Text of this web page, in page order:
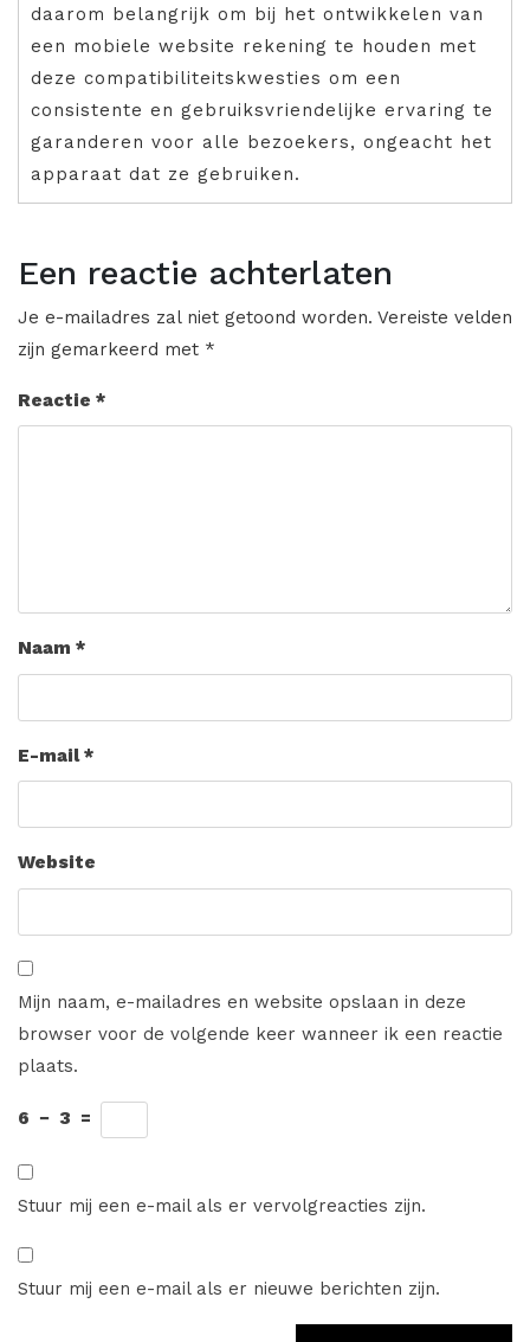
daarom belangrijk om bij het ontwikkelen van
een mobiele website rekening te houden met
deze compatibiliteitskwesties om een
consistente en gebruiksvriendelijke ervaring te
garanderen voor alle bezoekers, ongeacht het
apparaat dat ze gebruiken.
Een reactie achterlaten
Je e-mailadres zal niet getoond worden. Vereiste velden
zijn gemarkeerd met *
Reactie *
Naam *
E-mail*
Website
Mijn naam, e-mailadres en website opslaan in deze
browser voor de volgende keer wanneer ik een reactie
plaats.
6 − 3 =
Stuur mij een e-mail als er vervolgreacties zijn.
Stuur mij een e-mail als er nieuwe berichten zijn.